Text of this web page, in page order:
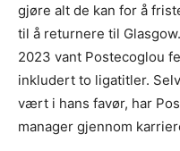
gjøre alt de kan for å
til å returnere til
2023 vant Postecoglou
inkludert to ligatitler.
vært i hans favør, har
manager gjennom